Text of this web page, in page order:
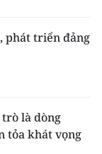
phát triển đảng
là dòng
tỏa khát vọng